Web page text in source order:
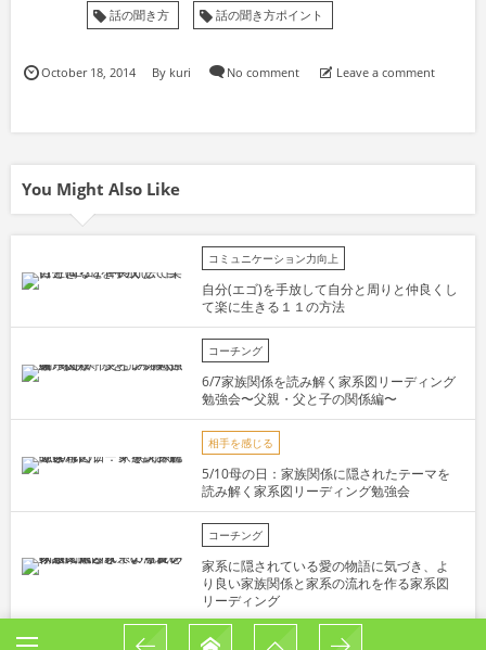
話の聞き方 話の聞き方ポイント
October 18 2014 By kuri No comment Leave a comment
You Might Also Like
コミュニケーション力向上
自分(エゴ)を手放して自分と周りと仲良くし
て楽に生きる１１の方法
コーチング
6/7家族関係を読み解く家系図リーディング
勉強会〜父親・父と子の関係編〜
相手を感じる
5/10母の日：家族関係に隠されたテーマを
読み解く家系図リーディング勉強会
コーチング
家系に隠されている愛の物語に気づき、よ
り良い家族関係と家系の流れを作る家系図
リーディング